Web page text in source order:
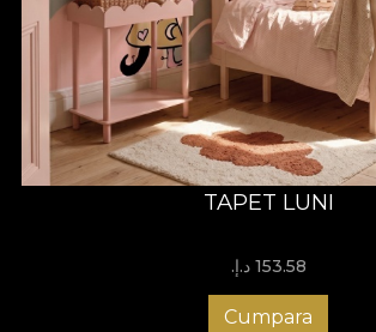
TAPET LUNI
153.58 د.إ.‏
Cumpara